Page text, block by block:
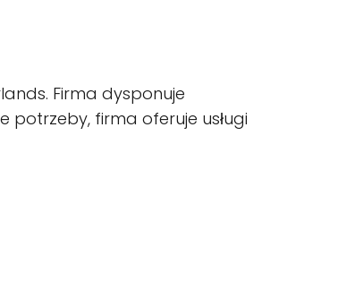
Firma dysponuje
firma oferuje usługi